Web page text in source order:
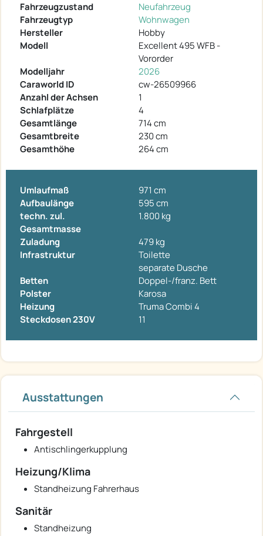
Fahrzeugzustand
Neufahrzeug
Fahrzeugtyp
Wohnwagen
Hersteller
Hobby
Modell
Excellent 495 WFB -
Vororder
Modelljahr
2026
Caraworld ID
cw-26509966
Anzahl der Achsen
1
Schlafplätze
4
Gesamtlänge
714 cm
Gesamtbreite
230 cm
Gesamthöhe
264 cm
Umlaufmaß
971 cm
Aufbaulänge
595 cm
techn. zul.
Gesamtmasse
1.800 kg
Zuladung
479 kg
Infrastruktur
Toilette
separate Dusche
Betten
Doppel-/franz. Bett
Polster
Karosa
Heizung
Truma Combi 4
Steckdosen 230V
11
Ausstattungen
Fahrgestell
Antischlingerkupplung
Heizung/Klima
Standheizung Fahrerhaus
Sanitär
Standheizung